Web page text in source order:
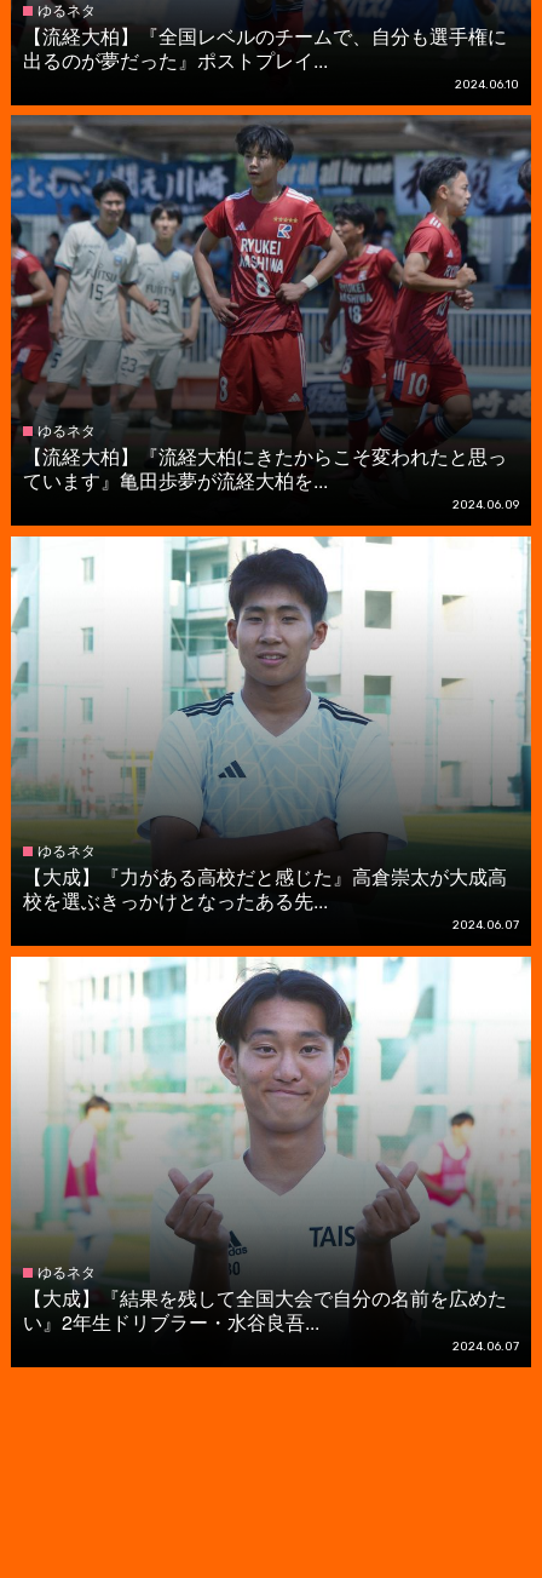
ゆるネタ
【流経大柏】『全国レベルのチームで、自分も選手権に
出るのが夢だった』ポストプレイ...
2024.06.10
ゆるネタ
【流経大柏】『流経大柏にきたからこそ変われたと思っ
ています』亀田歩夢が流経大柏を...
2024.06.09
ゆるネタ
【大成】『力がある高校だと感じた』高倉崇太が大成高
校を選ぶきっかけとなったある先...
2024.06.07
ゆるネタ
【大成】『結果を残して全国大会で自分の名前を広めた
い』2年生ドリブラー・水谷良吾...
2024.06.07